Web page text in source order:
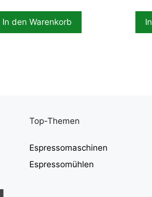
In den Warenkorb
Top-Themen
Espressomaschinen
Espressomühlen